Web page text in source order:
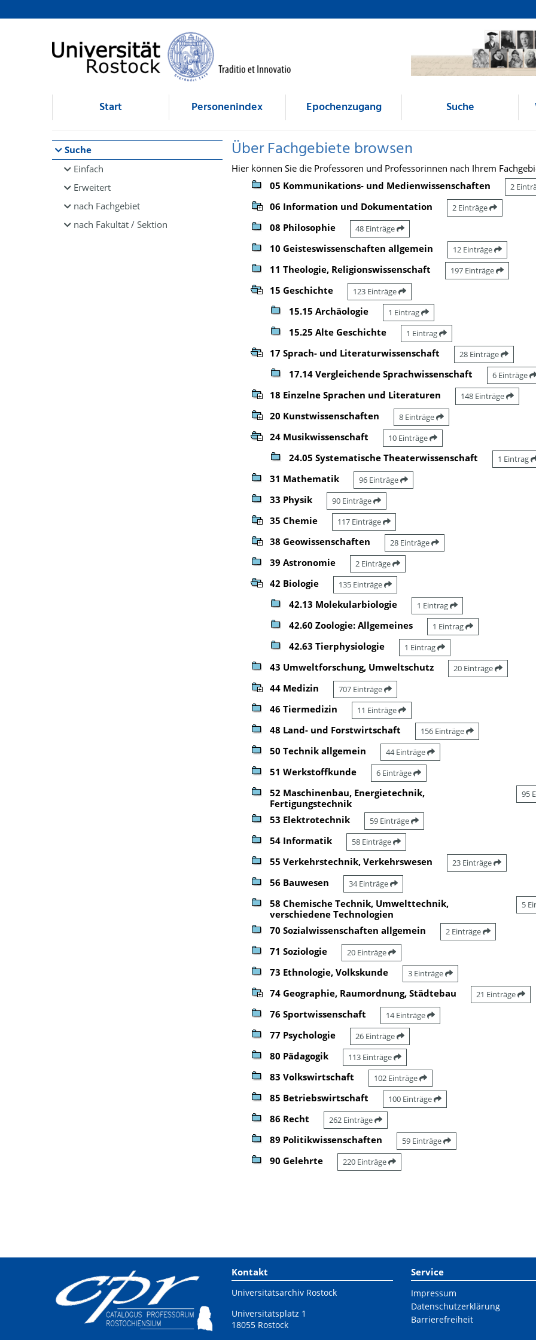
Browsen
direkt zum Inhalt
Start Personenindex Epochenzugang Suche
Suche
Einfach
Erweitert
nach Fachgebiet
nach Fakultät / Sektion
Über Fachgebiete browsen
Hier können Sie die Professoren und Professorinnen nach Ihrem
05 Kommunikations- und Medienwissenschaften
2
06 Information und Dokumentation 2 Einträge
08 Philosophie 48 Einträge
10 Geisteswissenschaften allgemein 12 Einträge
11 Theologie, Religionswissenschaft 197 Einträge
15 Geschichte 123 Einträge
15.15 Archäologie 1 Eintrag
15.25 Alte Geschichte 1 Eintrag
17 Sprach- und Literaturwissenschaft 28 Einträge
17.14 Vergleichende Sprachwissenschaft 6 Einträge
18 Einzelne Sprachen und Literaturen 148 Einträge
20 Kunstwissenschaften 8 Einträge
24 Musikwissenschaft 10 Einträge
24.05 Systematische Theaterwissenschaft 1 Eintrag
31 Mathematik 96 Einträge
33 Physik 90 Einträge
35 Chemie 117 Einträge
38 Geowissenschaften 28 Einträge
39 Astronomie 2 Einträge
42 Biologie 135 Einträge
42.13 Molekularbiologie 1 Eintrag
42.60 Zoologie: Allgemeines 1 Eintrag
42.63 Tierphysiologie 1 Eintrag
43 Umweltforschung, Umweltschutz 20 Einträge
44 Medizin 707 Einträge
46 Tiermedizin 11 Einträge
48 Land- und Forstwirtschaft 156 Einträge
50 Technik allgemein 44 Einträge
51 Werkstoffkunde 6 Einträge
52 Maschinenbau, Energietechnik,
Fertigungstechnik
95
53 Elektrotechnik 59 Einträge
54 Informatik 58 Einträge
55 Verkehrstechnik, Verkehrswesen 23 Einträge
56 Bauwesen 34 Einträge
58 Chemische Technik, Umwelttechnik,
verschiedene Technologien
5
70 Sozialwissenschaften allgemein 2 Einträge
71 Soziologie 20 Einträge
73 Ethnologie, Volkskunde 3 Einträge
74 Geographie, Raumordnung, Städtebau 21 Einträge
76 Sportwissenschaft 14 Einträge
77 Psychologie 26 Einträge
80 Pädagogik 113 Einträge
83 Volkswirtschaft 102 Einträge
85 Betriebswirtschaft 100 Einträge
86 Recht 262 Einträge
89 Politikwissenschaften 59 Einträge
90 Gelehrte 220 Einträge
Kontakt
Universitätsarchiv Rostock
Universitätsplatz 1
18055 Rostock
Service
Impressum
Datenschutzerklärung
Barrierefreiheit